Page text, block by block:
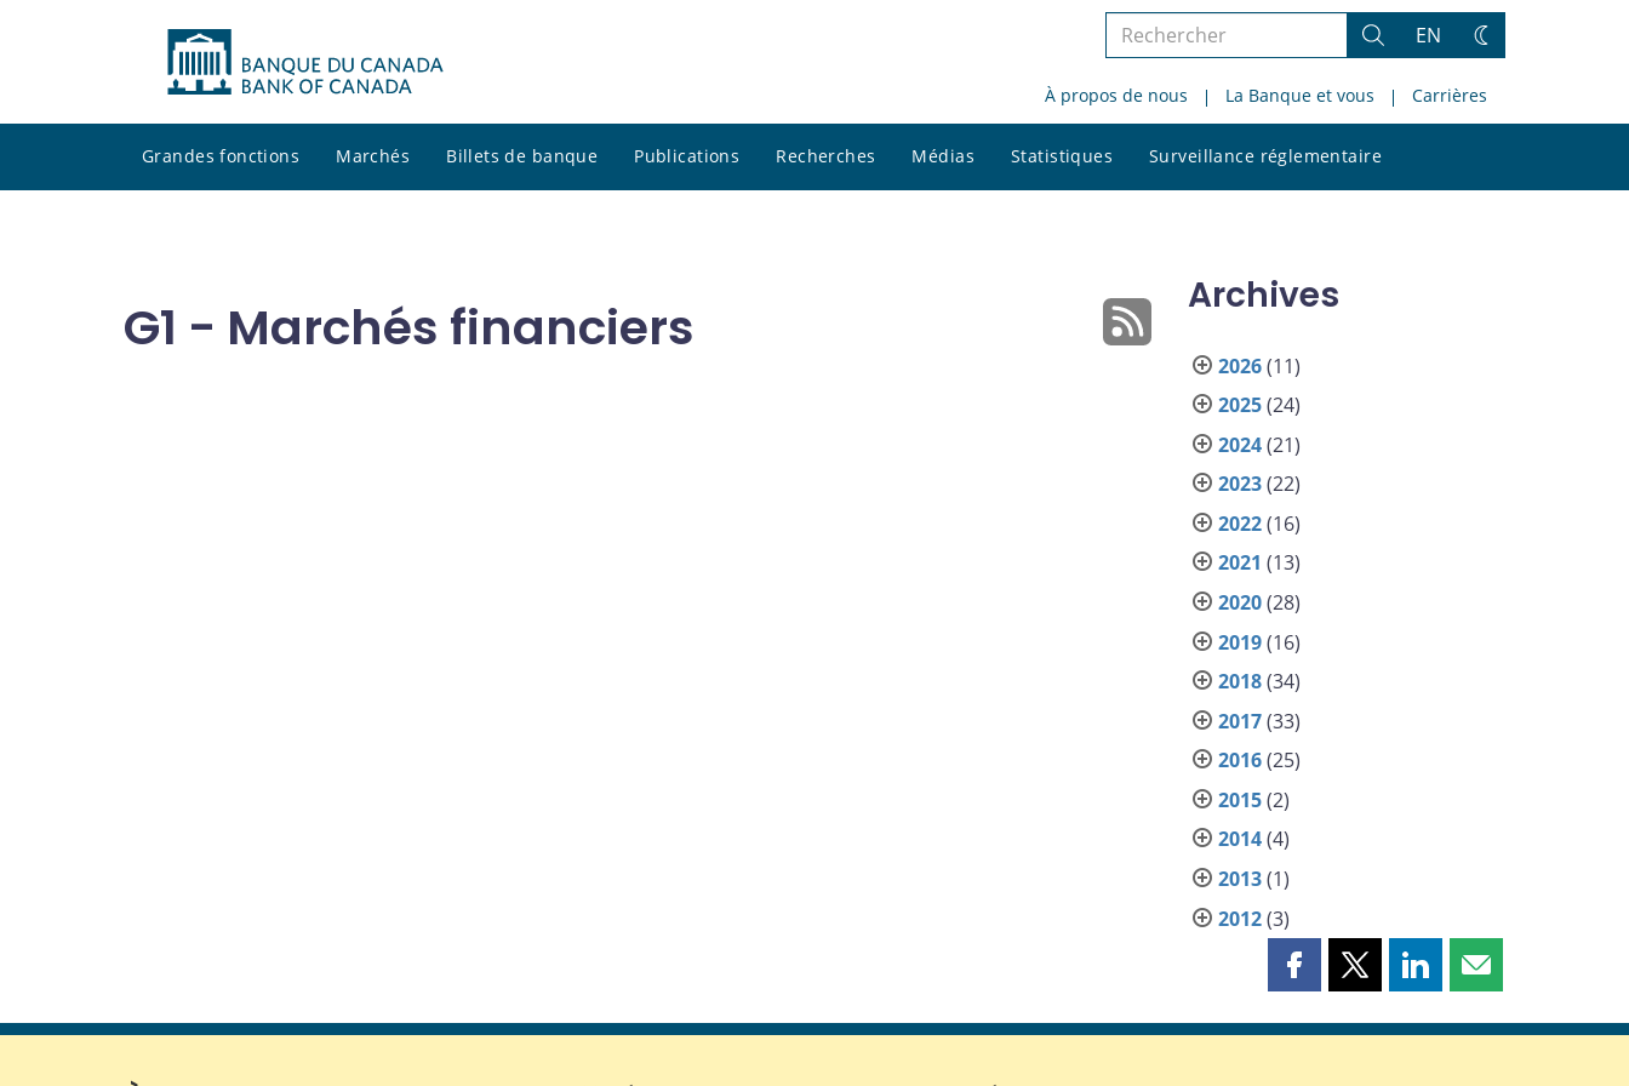
Rechercher
le
site
Rechercher
EN
Changez
thème
À propos de nous La Banque et vous Carrières
Grandes fonctions Marchés Billets de banque Publications Recherches Médias Statistiques Surveillance réglementaire
le
G1 - Marchés financiers Archives
2026(11)
2025(24)
2024(21)
2023(22)
2022(16)
2021 (13)
2020(28)
2019(16)
2018(34)
2017(33)
2016(25)
2015(2)
2014(4)
2013(1)
2012(3)
Partager
page
Partager
page
Partager
page
Partager
page